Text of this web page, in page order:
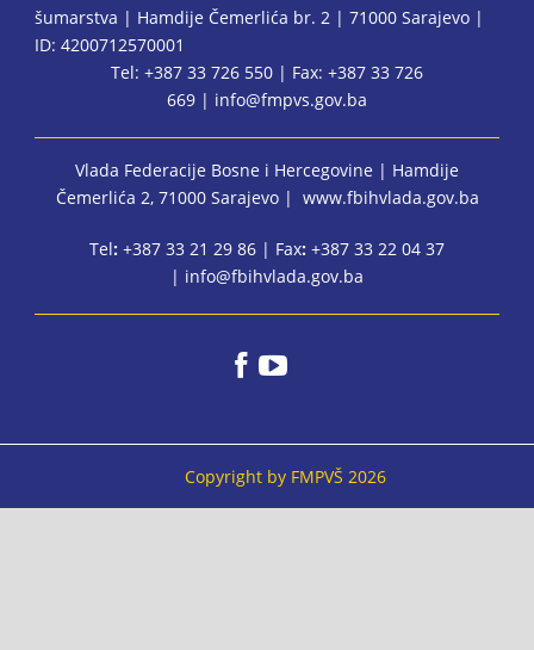
BiH
šumarstva | Hamdije Čemerlića br. 2 | 71000 Sarajevo |
ID: 4200712570001
Tel: +387 33 726 550 | Fax: +387 33 726
669 | info@fmpvs.gov.ba
Vlada Federacije Bosne i Hercegovine | Hamdije
Čemerlića 2, 71000 Sarajevo | www.fbihvlada.gov.ba
Tel: +387 33 21 29 86 | Fax: +387 33 22 04 37
| info@fbihvlada.gov.ba
Copyright by FMPVŠ 2026